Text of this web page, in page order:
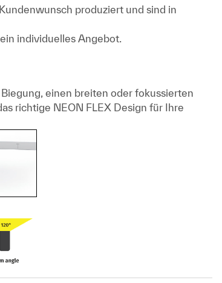
produziert und sind in
individuelles Angebot.
einen breiten oder fokussierten
richtige NEON FLEX Design für Ihre